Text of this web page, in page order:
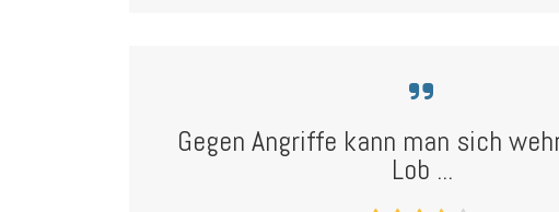
Gegen Angriffe kann man sich
Lob ...